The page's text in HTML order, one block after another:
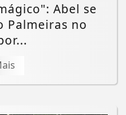
Abel se
Palmeiras no